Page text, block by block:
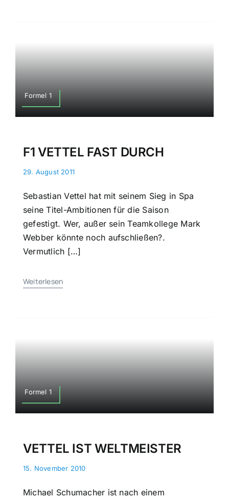
Formel 1
F1 VETTEL FAST DURCH
29. August 2011
Sebastian Vettel hat mit seinem Sieg in Spa
seine Titel-Ambitionen für die Saison
gefestigt. Wer, außer sein Teamkollege Mark
Webber könnte noch aufschließen?.
Vermutlich […]
Weiterlesen
Formel 1
VETTEL IST WELTMEISTER
15. November 2010
Michael Schumacher ist nach einem